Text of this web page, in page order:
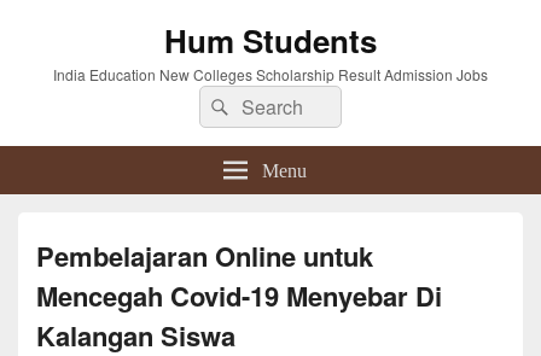
Hum Students
India Education New Colleges Scholarship Result Admission Jobs
Search
for:
Search
Menu
Pembelajaran Online untuk
Mencegah Covid-19 Menyebar Di
Kalangan Siswa